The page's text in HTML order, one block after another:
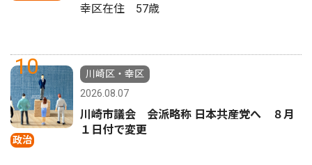
幸区在住 57歳
10
政治
川崎区・幸区
2026.08.07
川崎市議会 会派略称 日本共産党へ ８月
１日付で変更